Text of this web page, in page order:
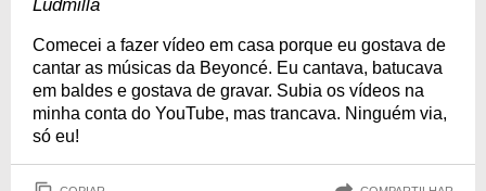
Ludmilla
Comecei a fazer vídeo em casa porque eu gostava de
cantar as músicas da Beyoncé. Eu cantava, batucava
em baldes e gostava de gravar. Subia os vídeos na
minha conta do YouTube, mas trancava. Ninguém via,
só eu!